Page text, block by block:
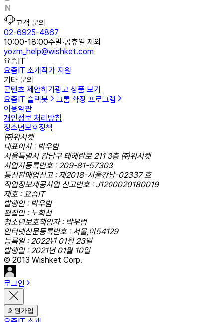
고객 문의
02-6925-4867
10:00-18:00주말·공휴일 제외
yozm_help@wishket.com
요즘IT
요즘IT 소개작가 지원
기타 문의
콘텐츠 제안하기 광고 상품 보기
요즘IT 슬랙봇
크롬 확장 프로그램
이용약관
개인정보 처리방침
청소년보호정책
㈜위시켓
대표이사 : 박우범
서울특별시 강남구 테헤란로 211 3층 ㈜위시켓
사업자등록번호 : 209-81-57303
통신판매업신고 : 제2018-서울강남-02337 호
직업정보제공사업 신고번호 : J1200020180019
제호 : 요즘IT
발행인 : 박우범
편집인 : 노희선
청소년보호책임자 : 박우범
인터넷신문등록번호 : 서울,아54129
등록일 : 2022년 01월 23일
발행일 : 2021년 01월 10일
© 2013 Wishket Corp.
로그인
회원가입